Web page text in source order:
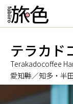
テラカド
Terakadocoffee
愛知縣／知多・半